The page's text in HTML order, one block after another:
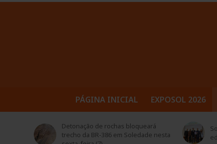
PÁGINA INICIAL EXPOSOL 2026
Detonação de rochas bloqueará
trecho da BR-386 em Soledade nesta